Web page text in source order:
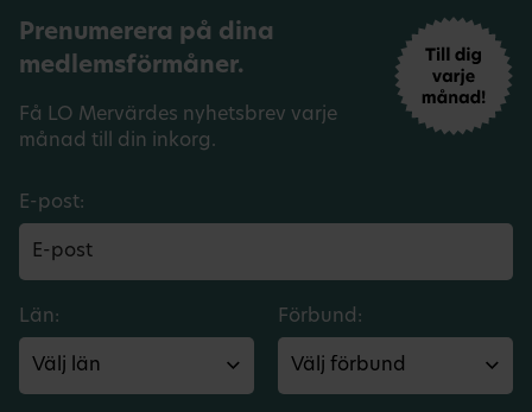
Prenumerera på dina
medlemsförmåner.
Få LO Mervärdes nyhetsbrev varje
månad till din inkorg.
E-post:
Län: Förbund: